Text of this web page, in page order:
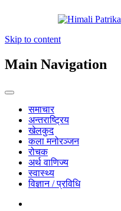
Skip to content
Main Navigation
समाचार
अन्तराष्ट्रिय
खेलकुद
कला मनोरञ्जन
रोचक
अर्थ वाणिज्य
स्वास्थ्य
विज्ञान / प्रविधि